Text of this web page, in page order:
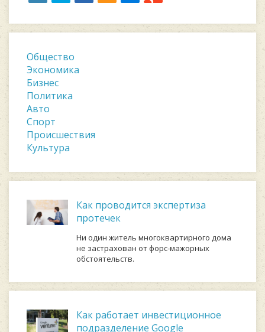
Общество
Экономика
Бизнес
Политика
Авто
Спорт
Происшествия
Культура
Как проводится экспертиза
протечек
Ни один житель многоквартирного дома
не застрахован от форс-мажорных
обстоятельств.
Как работает инвестиционное
подразделение Google